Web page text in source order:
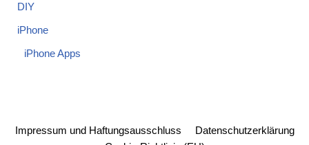
DIY
iPhone
iPhone Apps
Impressum und Haftungsausschluss
Datenschutzerklärung